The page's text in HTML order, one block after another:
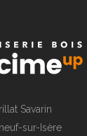
Savarin
sur-Isère